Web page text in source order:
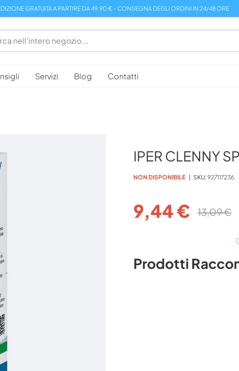
GRATUITA A PARTIRE DA 49.90 € - CONSEGNA DEGLI ORDINI IN 24/48 ORE
Servizi Blog Contatti
IPER CLENNY
NON DISPONIBILE SKU 927117236
9,44 € 13,09 €
Prodotti